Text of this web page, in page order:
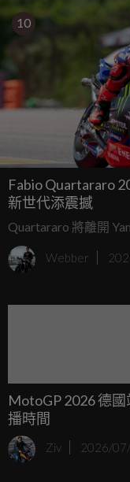
10
Fabio Quartararo
新世代添震撼
Quartararo 將離開
Webber
MotoGP 2026 德國
播時間
Ziv 2026/